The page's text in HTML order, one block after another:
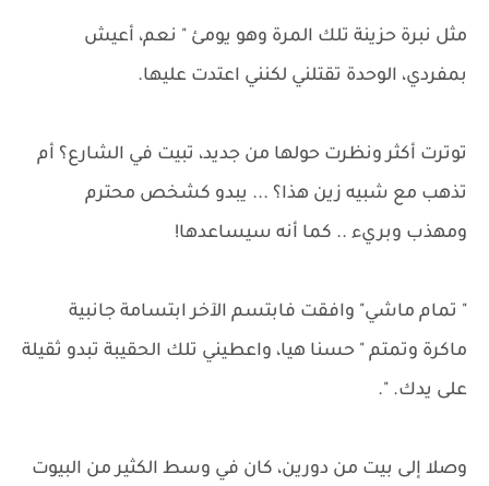
مثل نبرة حزينة تلك المرة وهو يومئ " نعم، أعيش
بمفردي، الوحدة تقتلني لكنني اعتدت عليها.
توترت أكثر ونظرت حولها من جديد، تبيت في الشارع؟ أم
تذهب مع شبيه زين هذا؟ ... يبدو كشخص محترم
ومهذب وبريء .. كما أنه سيساعدها!
" تمام ماشي" وافقت فابتسم الآخر ابتسامة جانبية
ماكرة وتمتم " حسنا هيا، واعطيني تلك الحقيبة تبدو ثقيلة
على يدك. ".
وصلا إلى بيت من دورين، كان في وسط الكثير من البيوت